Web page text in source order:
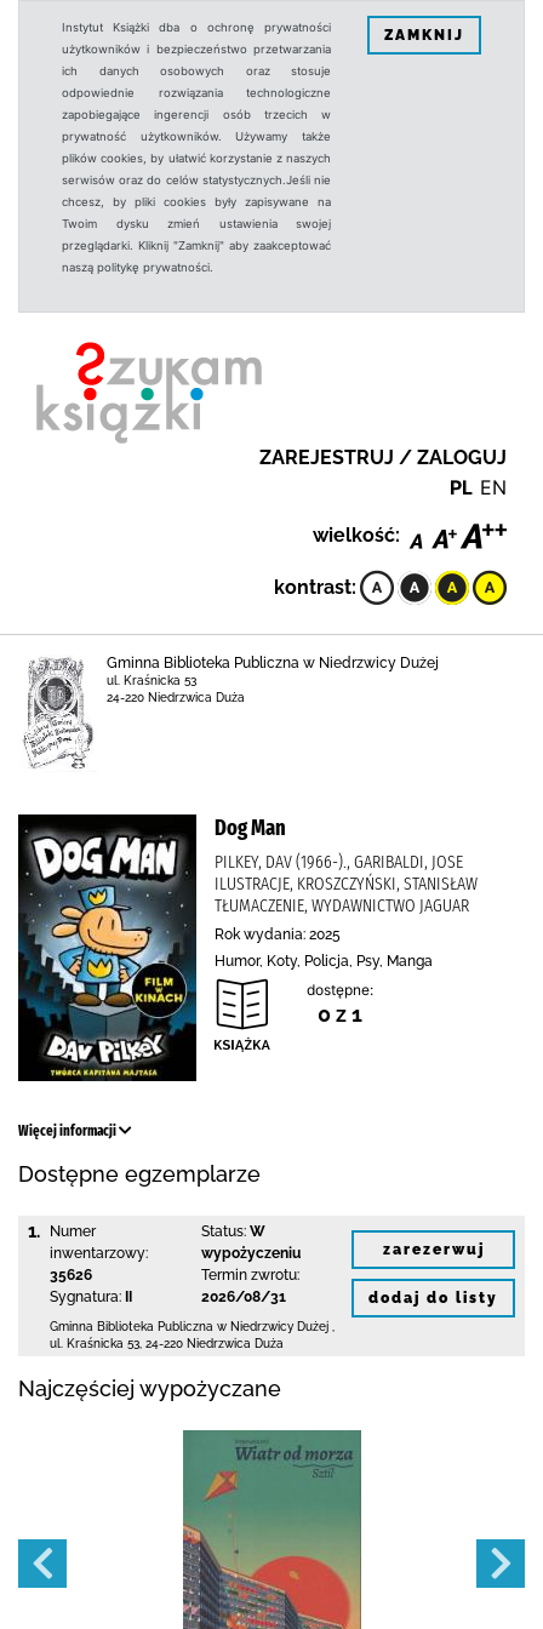
Instytut Książki dba o ochronę prywatności
użytkowników i bezpieczeństwo przetwarzania
ich danych osobowych oraz stosuje
odpowiednie rozwiązania technologiczne
zapobiegające ingerencji osób trzecich w
prywatność użytkowników. Używamy także
plików cookies, by ułatwić korzystanie z naszych
serwisów oraz do celów statystycznych.Jeśli nie
chcesz, by pliki cookies były zapisywane na
Twoim dysku zmień ustawienia swojej
przeglądarki. Kliknij "Zamknij" aby zaakceptować
naszą politykę prywatności.
ZAMKNIJ
ZAREJESTRUJ / ZALOGUJ
PL EN
wielkość:
kontrast:
Gminna Biblioteka Publiczna w Niedrzwicy Dużej
ul. Kraśnicka 53
24-220 Niedrzwica Duża
Dog Man
PILKEY, DAV (1966-)., GARIBALDI, JOSE
ILUSTRACJE, KROSZCZYŃSKI, STANISŁAW
TŁUMACZENIE, WYDAWNICTWO JAGUAR
Rok wydania: 2025
Humor, Koty, Policja, Psy, Manga
dostępne:
0 z 1
Więcej informacji
Dostępne egzemplarze
1.
Numer
inwentarzowy:
35626
Sygnatura:
Status: W
wypożyczeniu
Termin zwrotu:
2026/08/31
Gminna Biblioteka Publiczna w Niedrzwicy Dużej
ul. Kraśnicka 53 24-220 Niedrzwica Duża
zarezerwuj
dodaj do listy
Najczęściej wypożyczane